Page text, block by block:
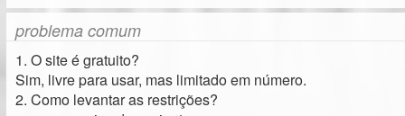
problema comum
1. O site é gratuito?
Sim, livre para usar, mas limitado em número.
2. Como levantar as restrições?